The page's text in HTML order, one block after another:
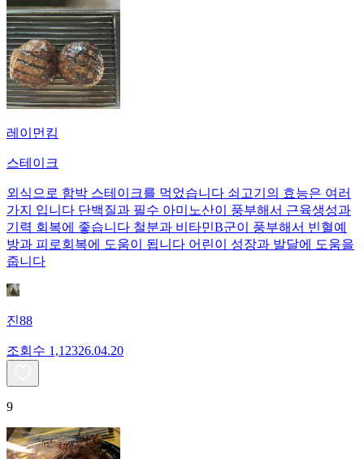
레이먼킴
스테이크
외식으로 함박 스테이크를 먹었습니다 쇠고기의 효능은 여러
가지 입니다 단백질과 필수 아미노산이 풍부해서 근육생성과
기력 회복에 좋습니다 철분과 비타민B군이 풍부해서 빈혈예
방과 피로회복에 도움이 됩니다 어린이 성장과 발달에 도움을
줍니다
진88
조회수 1,12326.04.20
9